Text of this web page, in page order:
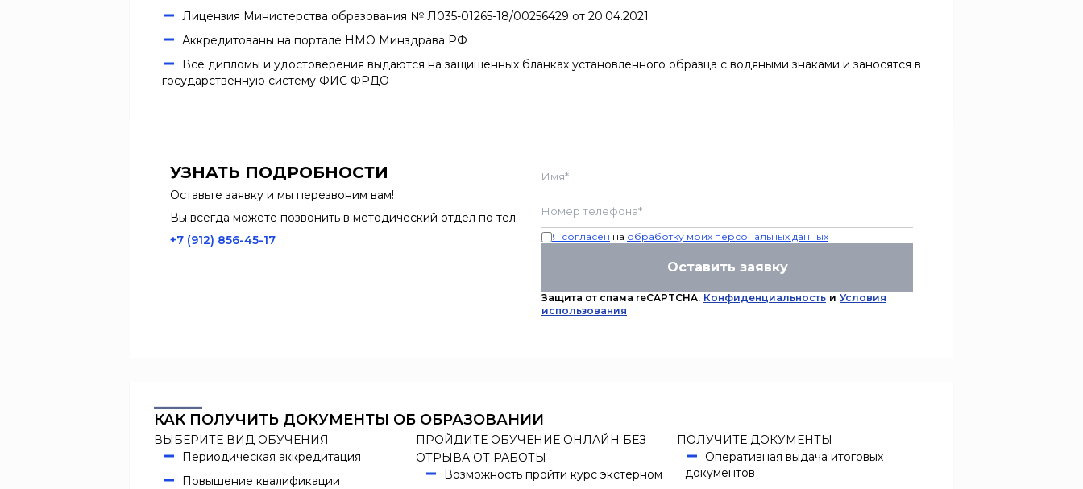
Лицензия Министерства образования № Л035-01265-18/00256429 от 20.04.2021
Аккредитованы на портале НМО Минздрава РФ
Все дипломы и удостоверения выдаются на защищенных бланках установленного образца с водяными знаками и заносятся в
государственную систему ФИС ФРДО
УЗНАТЬ ПОДРОБНОСТИ
Оставьте заявку и мы перезвоним вам!
Вы всегда можете позвонить в методический отдел по тел.
+7 (912) 856-45-17
Я согласен на обработку моих персональных данных
Оставить заявку
Защита от спама reCAPTCHA. Конфиденциальность и Условия
использования
КАК ПОЛУЧИТЬ ДОКУМЕНТЫ ОБ ОБРАЗОВАНИИ
ВЫБЕРИТЕ ВИД ОБУЧЕНИЯ
Периодическая аккредитация
Повышение квалификации
ПРОЙДИТЕ ОБУЧЕНИЕ ОНЛАЙН БЕЗ
ОТРЫВА ОТ РАБОТЫ
Возможность пройти курс экстерном
ПОЛУЧИТЕ ДОКУМЕНТЫ
Оперативная выдача итоговых
документов